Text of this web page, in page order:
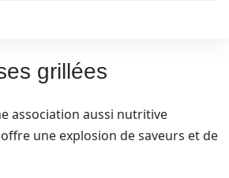
grillées
association aussi nutritive
offre une explosion de saveurs et de